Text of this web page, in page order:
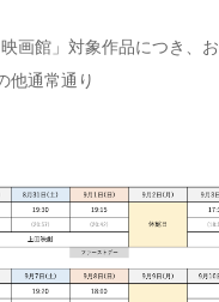
映画館」対象作品につき、
他通常通り